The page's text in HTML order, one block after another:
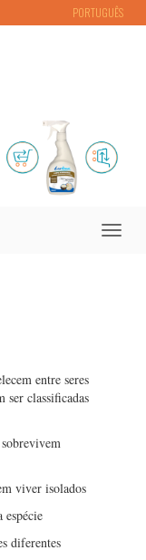
PORTUGUÊS
Toggle
entre seres
ser classificadas
viver isolados
diferentes